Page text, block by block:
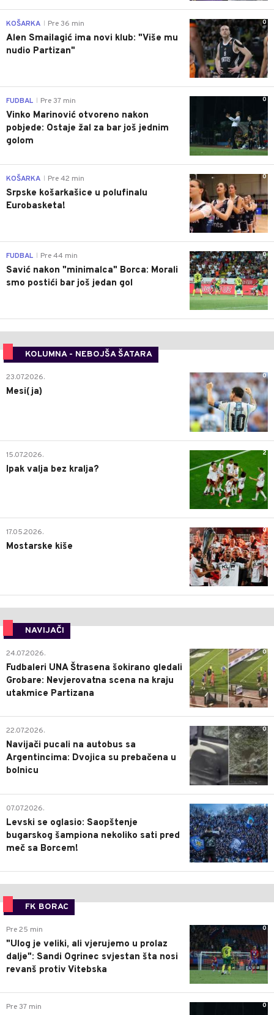
0
KOŠARKA Pre 36 min
Alen Smailagić ima novi klub: "Više mu
nudio Partizan"
0
FUDBAL Pre 37 min
Vinko Marinović otvoreno nakon
pobjede: Ostaje žal za bar još jednim
golom
0
KOŠARKA Pre 42 min
Srpske košarkašice u polufinalu
Eurobasketa!
0
FUDBAL Pre 44 min
Savić nakon "minimalca" Borca: Morali
smo postići bar još jedan gol
KOLUMNA - NEBOJŠA ŠATARA
0
23.07.2026.
Mesi(ja)
2
15.07.2026.
Ipak valja bez kralja?
0
17.05.2026.
Mostarske kiše
NAVIJAČI
0
24.07.2026.
Fudbaleri UNA Štrasena šokirano gledali
Grobare: Nevjerovatna scena na kraju
utakmice Partizana
0
22.07.2026.
Navijači pucali na autobus sa
Argentincima: Dvojica su prebačena u
bolnicu
1
07.07.2026.
Levski se oglasio: Saopštenje
bugarskog šampiona nekoliko sati pred
meč sa Borcem!
FK BORAC
0
Pre 25 min
"Ulog je veliki, ali vjerujemo u prolaz
dalje": Sandi Ogrinec svjestan šta nosi
revanš protiv Vitebska
0
Pre 37 min